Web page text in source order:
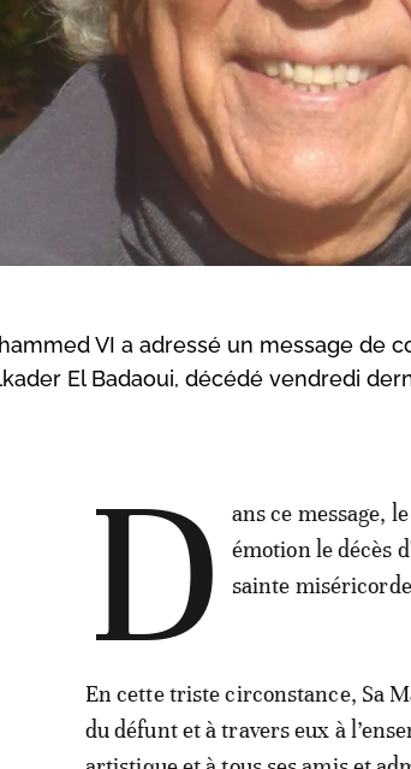
VI a adressé un message de
El Badaoui, décédé vendredi
D
ans ce message,
émotion le décès
sainte
En cette triste circonstance, Sa
du défunt et à travers eux à